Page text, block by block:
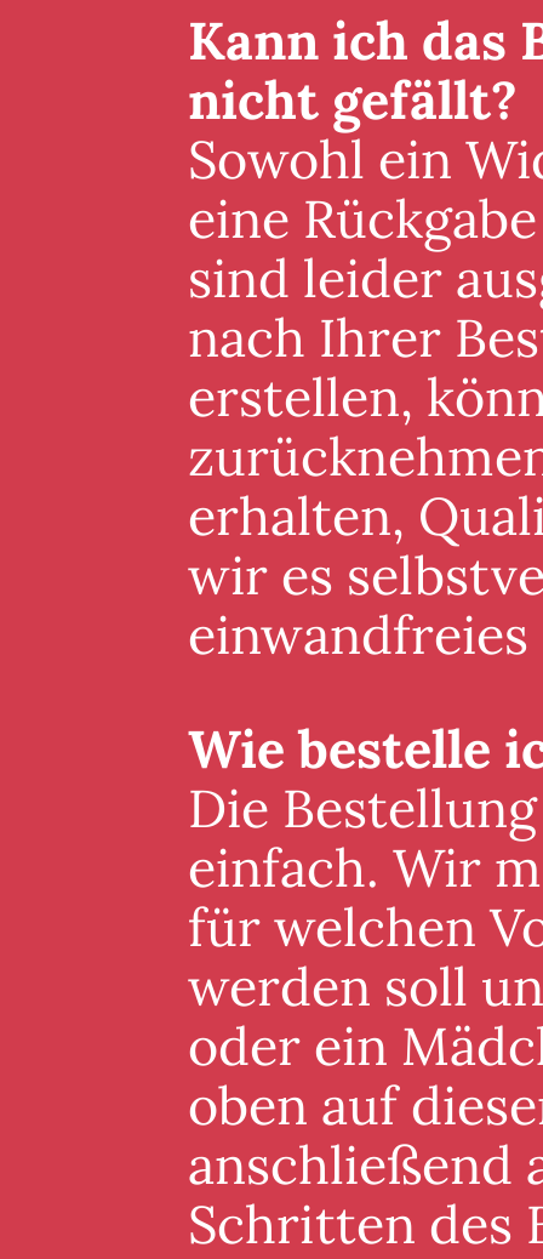
Kann ich das
nicht gefällt?
Sowohl ein
eine
sind leider
nach Ihrer
erstellen,
erhalten,
wir es
Wie bestelle
Die
einfach. Wir
für welchen
werden soll
oder ein
oben auf
anschließend
Schritten des